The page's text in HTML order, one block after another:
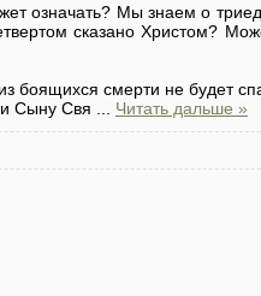
означать? Мы знаем о
сказано Христом?
боящихся смерти не будет
Сыну Свя
Читать дальше »